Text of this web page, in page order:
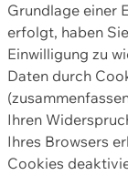
Grundlage einer
erfolgt, haben
Einwilligung zu
Daten durch
Ihren
Ihres Browsers
Cookies